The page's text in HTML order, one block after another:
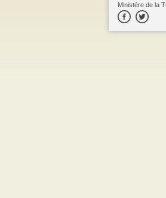
Ministère de la